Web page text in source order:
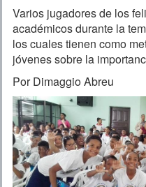
Varios jugadores de los
académicos durante la
los cuales tienen como
jóvenes sobre la
Por Dimaggio Abreu